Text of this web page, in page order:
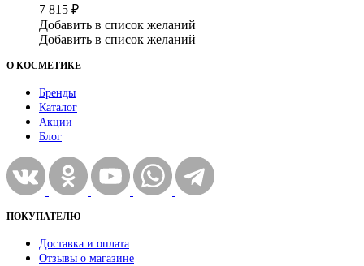
7 815 ₽
Добавить в список желаний
Добавить в список желаний
О КОСМЕТИКЕ
Бренды
Каталог
Акции
Блог
ПОКУПАТЕЛЮ
Доставка и оплата
Отзывы о магазине